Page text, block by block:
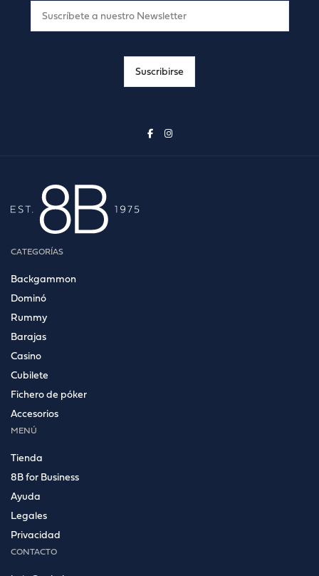
CATEGORÍAS
Backgammon
Dominó
Rummy
Barajas
Casino
Cubilete
Fichero de póker
Accesorios
MENÚ
Tienda
8B for Business
Ayuda
Legales
Privacidad
CONTACTO